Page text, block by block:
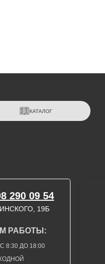
КАТАЛОГ
19Б
290 09 54
8:30 ДО 18:00
РАБОТЫ: